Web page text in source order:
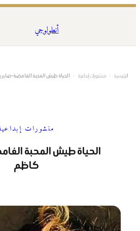
المحتوى
أنطولوجي
الرئيسية › منشورات إبداعية › الحياة طيش المحبة الغامضة-
منشورات
الحياة طيش المحبة
كاظم